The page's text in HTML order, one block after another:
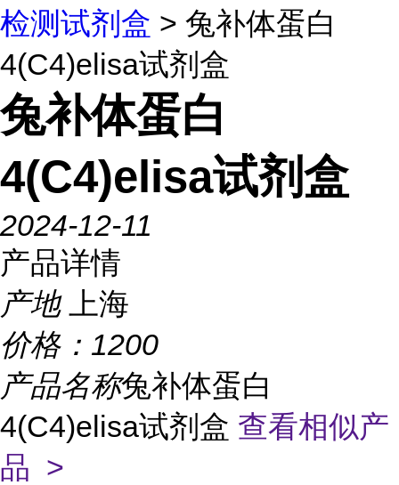
检测试剂盒 > 兔补体蛋白
4(C4)elisa试剂盒
兔补体蛋白
4(C4)elisa试剂盒
2024-12-11
产品详情
产地
上海
价格： 1200
产品名称兔补体蛋白
4(C4)elisa试剂盒 查看相似产
品 >